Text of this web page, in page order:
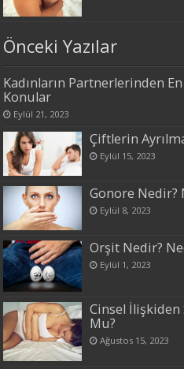
Önceki Yazılar
Kadınların Partnerlerinden
Konular
Eylül 21, 2023
Çiftlerin
Eylül 15, 2023
Gonore Nedir?
Eylül 8, 2023
Orşit Nedir?
Eylül 1, 2023
Cinsel İlişkiden
Mu?
Ağustos 15, 2023